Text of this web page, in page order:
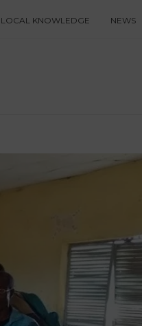
LOCAL KNOWLEDGE NEWS